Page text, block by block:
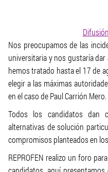
Nos preocupamos de las
universitaria y nos gustaría
hemos tratado hasta el 17 de
elegir a las máximas
en el caso de Paul Carrión Mero.
Todos los candidatos dan
alternativas de solución
compromisos planteados en
REPROFEN realizo un foro